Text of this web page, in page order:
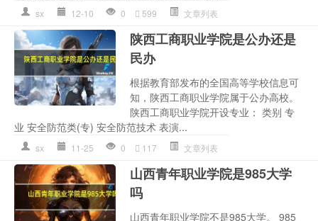
sx 12-10 0 599 文章列表
陕西工商职业学院是公办还是
民办
根据教育部发布的全国高等学校信息可
知，陕西工商职业学院属于公办高校。
陕西工商职业学院开设专业： 类别 专
业 安全防范类(专) 安全防范技术 表演...
sx 11-25 0 117 文章列表
山西青年职业学院是985大学
吗
山西青年职业学院不是985大学。 985